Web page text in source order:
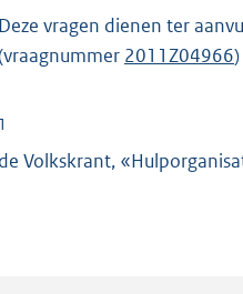
Deze vragen dienen ter
2011Z04966
1
de Volkskrant,